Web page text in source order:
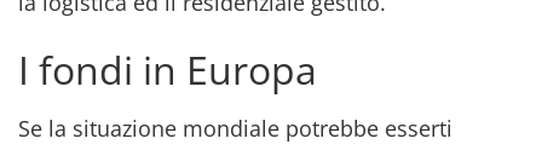
I fondi in Europa
Se la situazione mondiale potrebbe esserti